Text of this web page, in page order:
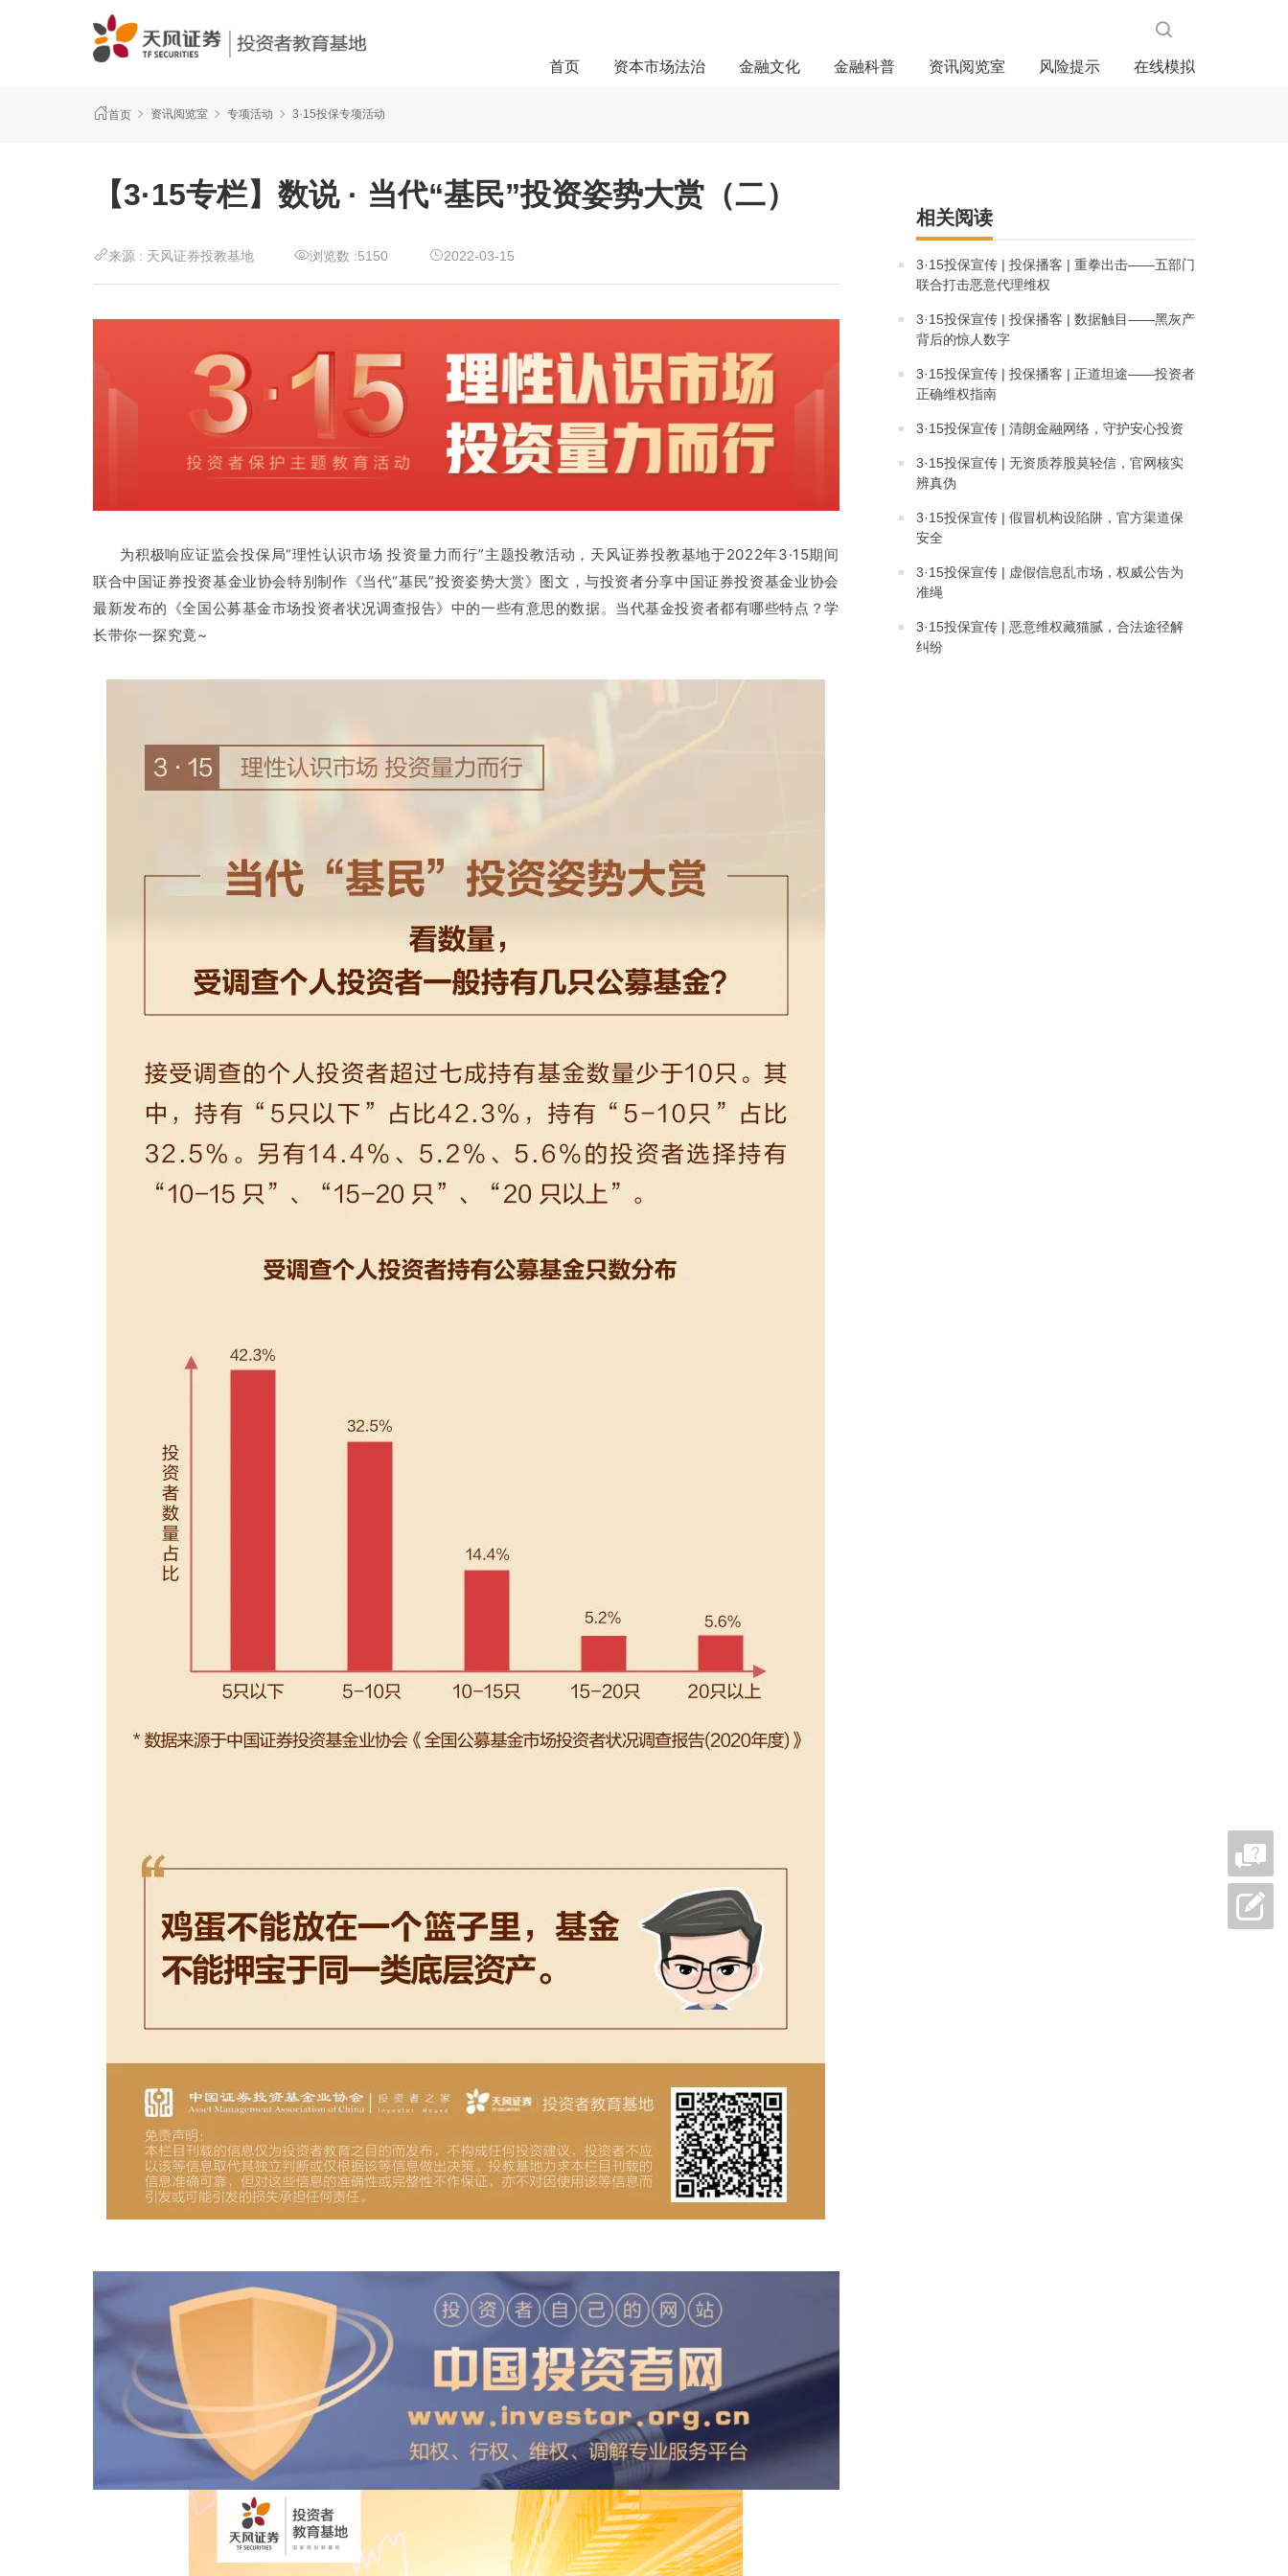
首页 资本市场法治 金融文化 金融科普 资讯阅览室 风险提示 在线模拟
首页 资讯阅览室 专项活动 3·15投保专项活动
【3·15专栏】数说 · 当代“基民”投资姿势大赏（二）
来源 : 天风证券投教基地 浏览数 :5150 2022-03-15
为积极响应证监会投保局“理性认识市场 投资量力而行”主题投教活动， 天风证券投教基地于2022年3·15期间
联合中国证券投资基金业协会特别制作《当代“基民”投资姿势大赏》图文，与投资者分享中国证券投资基金业协会
最新发布的《全国公募基金市场投资者状况调查报告》中的一些有意思的数据。当代基金投资者都有哪些特点？学
长带你一探究竟~
相关阅读
3·15投保宣传 | 投保播客 | 重拳出击——五部门
联合打击恶意代理维权
3·15投保宣传 | 投保播客 | 数据触目——黑灰产
背后的惊人数字
3·15投保宣传 | 投保播客 | 正道坦途——投资者
正确维权指南
3·15投保宣传 | 清朗金融网络，守护安心投资
3·15投保宣传 | 无资质荐股莫轻信，官网核实
辨真伪
3·15投保宣传 | 假冒机构设陷阱，官方渠道保
安全
3·15投保宣传 | 虚假信息乱市场，权威公告为
准绳
3·15投保宣传 | 恶意维权藏猫腻，合法途径解
纠纷